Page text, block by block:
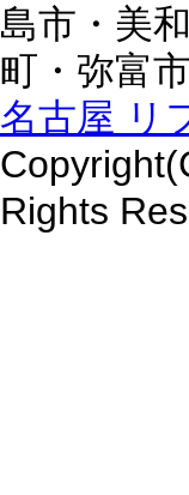
島市・美
町・弥富
名古屋 リ
Rights